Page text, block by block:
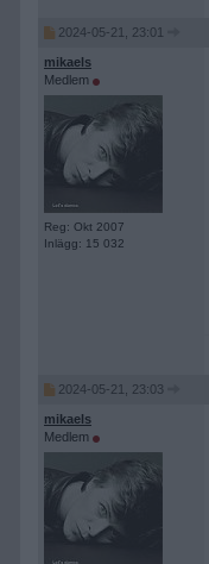
2024-05-21, 23:01
mikaels
Medlem
Reg: Okt 2007
Inlägg: 15 032
2024-05-21, 23:03
mikaels
Medlem